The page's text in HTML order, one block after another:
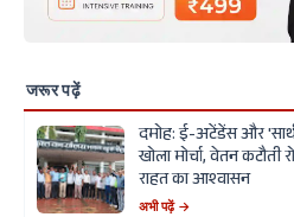
जरूर पढ़ें
दमोह: ई-अटेंडेंस और
खोला मोर्चा, वेतन
राहत का आश्वासन
अभी पढ़ें →